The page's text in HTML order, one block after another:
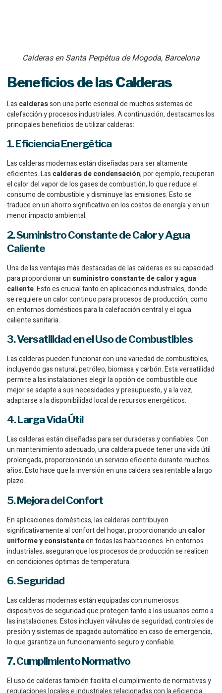
Calderas en Santa Perpètua de Mogoda, Barcelona
Beneficios de las Calderas
Las calderasson una parte esencial de muchos sistemas de
calefacción y procesos industriales. A continuación, destacamos los
principales beneficios de utilizar calderas:
1. Eficiencia Energética
Las calderas modernas están diseñadas para ser altamente
eficientes. Las calderas de condensación, por ejemplo, recuperan
el calor del vapor de los gases de combustión, lo que reduce el
consumo de combustible y disminuye las emisiones. Esto se
traduce en un ahorro significativo en los costos de energía y en un
menor impacto ambiental.
2. Suministro Constante de Calor y Agua
Caliente
Una de las ventajas más destacadas de las calderas es su capacidad
para proporcionar un suministro constante de calor y agua
caliente. Esto es crucial tanto en aplicaciones industriales, donde
se requiere un calor continuo para procesos de producción, como
en entornos domésticos para la calefacción central y el agua
caliente sanitaria.
3. Versatilidad en el Uso de Combustibles
Las calderas pueden funcionar con una variedad de combustibles,
incluyendo gas natural, petróleo, biomasa y carbón. Esta versatilidad
permite a las instalaciones elegir la opción de combustible que
mejor se adapte a sus necesidades y presupuesto, y a la vez,
adaptarse a la disponibilidad local de recursos energéticos.
4. Larga Vida Útil
Las calderas están diseñadas para ser duraderas y confiables. Con
un mantenimiento adecuado, una caldera puede tener una vida útil
prolongada, proporcionando un servicio eficiente durante muchos
años. Esto hace que la inversión en una caldera sea rentable a largo
plazo.
5. Mejora del Confort
En aplicaciones domésticas, las calderas contribuyen
significativamente al confort del hogar, proporcionando un calor
uniforme y consistenteen todas las habitaciones. En entornos
industriales, aseguran que los procesos de producción se realicen
en condiciones óptimas de temperatura.
6. Seguridad
Las calderas modernas están equipadas con numerosos
dispositivos de seguridad que protegen tanto a los usuarios como a
las instalaciones. Estos incluyen válvulas de seguridad, controles de
presión y sistemas de apagado automático en caso de emergencia,
lo que garantiza un funcionamiento seguro y confiable.
7. Cumplimiento Normativo
El uso de calderas también facilita el cumplimiento de normativas y